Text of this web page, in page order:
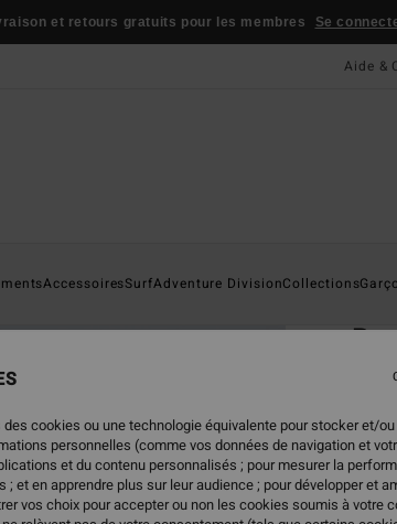
et retours gratuits pour les membres Se
Aide &
AccessoiresSurfAdventure DivisionCollections
ECO-
cookies ou une technologie équivalente pour stocker et/
personnelles (comme vos données de navigation et
et du contenu personnalisés ; pour mesurer la
et en apprendre plus sur leur audience ; pour développer et
vos choix pour accepter ou non les cookies soumis à votre